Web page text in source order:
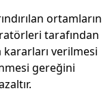
ortamların
tarafından
verilmesi
gereğini